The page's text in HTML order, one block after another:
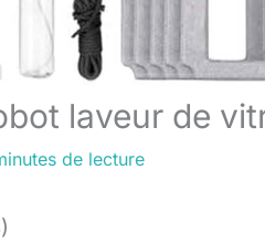
laveur de
de lecture